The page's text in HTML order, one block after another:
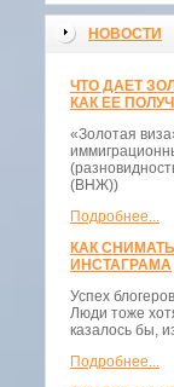
НОВОСТИ
ЧТО ДАЕТ
КАК ЕЕ
«Золотая
(ВНЖ))
Подробнее...
КАК
ИНСТАГРАМА
Успех
Люди тоже
казалось бы,
Подробнее...